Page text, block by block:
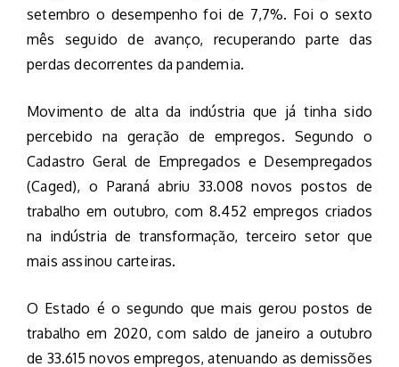
setembro o desempenho foi de 7,7%. Foi o sexto
mês seguido de avanço, recuperando parte das
perdas decorrentes da pandemia.
Movimento de alta da indústria que já tinha sido
percebido na geração de empregos. Segundo o
Cadastro Geral de Empregados e Desempregados
(Caged), o Paraná abriu 33.008 novos postos de
trabalho em outubro, com 8.452 empregos criados
na indústria de transformação, terceiro setor que
mais assinou carteiras.
O Estado é o segundo que mais gerou postos de
trabalho em 2020, com saldo de janeiro a outubro
de 33.615 novos empregos, atenuando as demissões